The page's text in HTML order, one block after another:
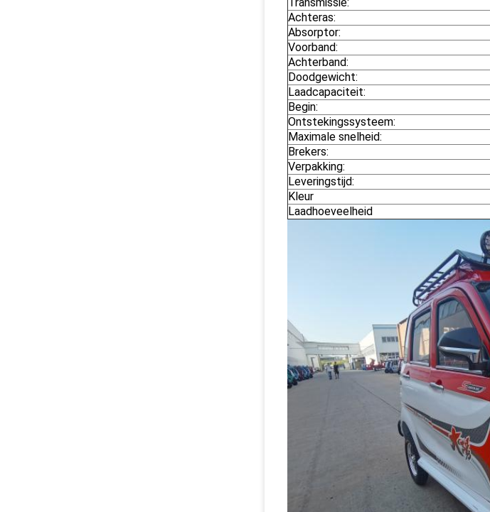
Achteras:
Absorptor:
Voorband:
Achterband:
Doodgewicht:
Laadcapaciteit:
Begin:
Ontstekingssysteem:
Maximale snelheid:
Brekers:
Verpakking:
Leveringstijd:
Kleur
Laadhoeveelheid